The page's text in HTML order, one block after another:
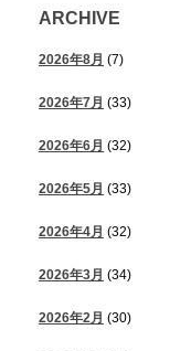
ARCHIVE
2026年8月 (7)
2026年7月 (33)
2026年6月 (32)
2026年5月 (33)
2026年4月 (32)
2026年3月 (34)
2026年2月 (30)